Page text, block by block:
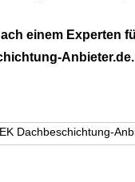
einem
Dachbeschichtung-